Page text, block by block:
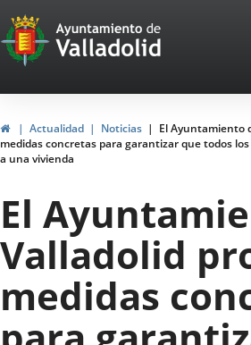
Portal
Web
del
Ayuntamiento
de
Valladolid
HomeActualidad Noticias
El Ayuntamiento
medidas concretas para garantizar que todos
a una vivienda
El
Valladolid
medidas